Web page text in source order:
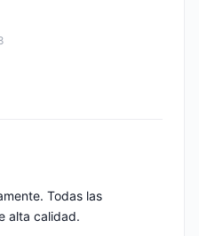
Todas las
alta calidad.